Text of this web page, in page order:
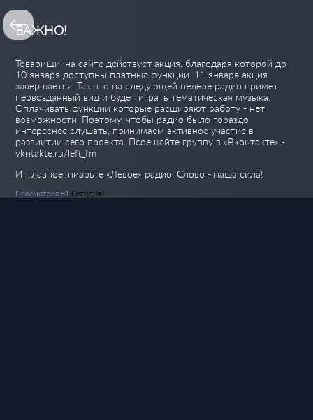
ВАЖНО!
Товарищи, на сайте действует акция, благодаря которой до
10 января доступны платные функции. 11 января акция
завершается. Так что на следующей неделе радио примет
первозданный вид и будет играть тематическая музыка.
Оплачивать функции которые расширяют работу - нет
возможности. Поэтому, чтобы радио было гораздо
интереснее слушать, принимаем активное участие в
развиитии сего проекта. Псоещайте группу в «Вконтакте» -
vkntakte.ru/left_fm
И, главное, пиарьте «Левое» радио. Слово - наша сила!
Просмотров 51 Сегодня 1